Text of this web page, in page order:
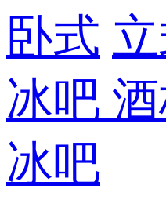
卧式
冰吧
冰吧